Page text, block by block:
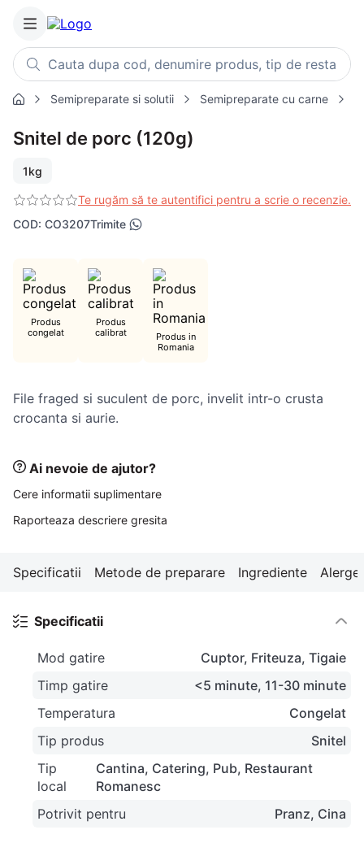
Cauta dupa cod, denumire produs, tip de restaurant,
Căutări populare
1. cartofi
.
3
pui
4. chifle
. coaste
. ceafa
aripi
Semipreparate si solutii Semipreparate cu carne
Snitel de porc (120g)
1kg
Te rugăm să te autentifici pentru a scrie o recenzie.
COD: CO3207Trimite
Produs
congelat
Produs
calibrat
Produs in
Romania
File fraged si suculent de porc, invelit intr-o crusta
crocanta si aurie.
Ai nevoie de ajutor?
Cere informatii suplimentare
Raporteaza descriere gresita
Specificatii Metode de preparare Ingrediente
Specificatii
Mod gatire Cuptor Friteuza Tigaie
Timp gatire
<5 minute 11-30 minute
Temperatura
Congelat
Tip produs
Snitel
Tip
local
Cantina Catering Pub Restaurant
Romanesc
Potrivit pentru
Pranz Cina